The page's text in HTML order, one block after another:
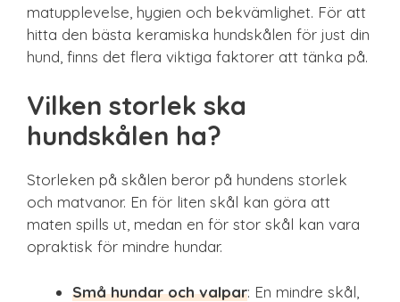
matupplevelse, hygien och bekvämlighet. För att
hitta den bästa keramiska hundskålen för just din
hund, finns det flera viktiga faktorer att tänka på.
Vilken storlek ska
hundskålen ha?
Storleken på skålen beror på hundens storlek
och matvanor. En för liten skål kan göra att
maten spills ut, medan en för stor skål kan vara
opraktisk för mindre hundar.
Små hundar och valpar: En mindre skål,